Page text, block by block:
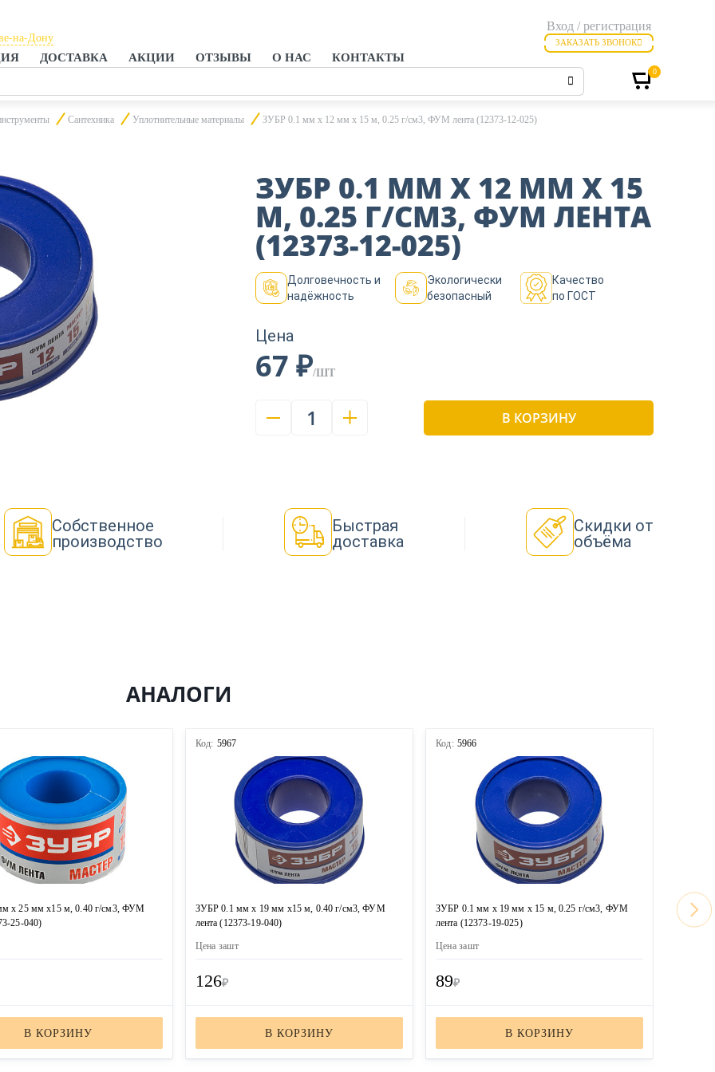
ДОСТАВКА АКЦИИ ОТЗЫВЫ О НАС КОНТАКТЫ
на-Дону
на-Дону
Вход / регистрация
ЗАКАЗАТЬ ЗВОНОК
0
Сантехника Уплотнительные материалы ЗУБР 0.1 мм х 12 мм х 15 м, 0.25 г/см3, ФУМ лента (12373-12-025)
ЗУБР 0.1 ММ Х 12 ММ Х 15
М, 0.25 Г/СМ3, ФУМ ЛЕНТА
(12373-12-025)
Долговечность и
надёжность
Экологически
безопасный
Качество
по ГОСТ
Цена
67 ₽/ШТ
1 В КОРЗИНУ
Собственное
производство
Быстрая
доставка
Скидки от
объёма
АНАЛОГИ
х 25 мм х15 м, 0.40 г/см3, ФУМ
25-040)
В КОРЗИНУ
Код: 5967
ЗУБР 0.1 мм х 19 мм х15 м, 0.40 г/см3, ФУМ
лента (12373-19-040)
Цена зашт
126₽
В КОРЗИНУ
Код: 5966
ЗУБР 0.1 мм х 19 мм х 15 м, 0.25 г/см3, ФУМ
лента (12373-19-025)
Цена зашт
89₽
В КОРЗИНУ
ЗУБР
лента